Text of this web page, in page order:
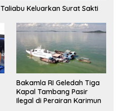
Keluarkan Surat Sakti
Bakamla RI Geledah Tiga
Kapal Tambang Pasir
Ilegal di Perairan Karimun